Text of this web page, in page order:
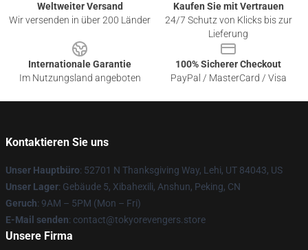
Weltweiter Versand
Wir versenden in über 200 Länder
Kaufen Sie mit Vertrauen
24/7 Schutz von Klicks bis zur
Lieferung
Internationale Garantie
Im Nutzungsland angeboten
100% Sicherer Checkout
PayPal / MasterCard / Visa
Kontaktieren Sie uns
Unser Hauptbüro: 52701 N Thanksgiving Way, Lehi, UT 84043, US
Unser Lager: Gebäude 5, Xibahexili, Anshun, Peking, CN
Geruch: 9AM – 5PM (Mon – Fri)
E-Mail senden: contact@tokyorevengers.store
Unsere Firma